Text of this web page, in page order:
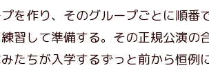
を作り、そのグループごとに順番
習して準備する。その正規公演の
たちが入学するずっと前から恒例